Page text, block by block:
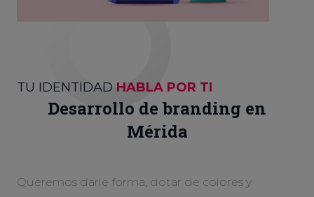
TU IDENTIDAD HABLA POR TI
Desarrollo de branding en
Mérida
Queremos darle forma, dotar de colores y